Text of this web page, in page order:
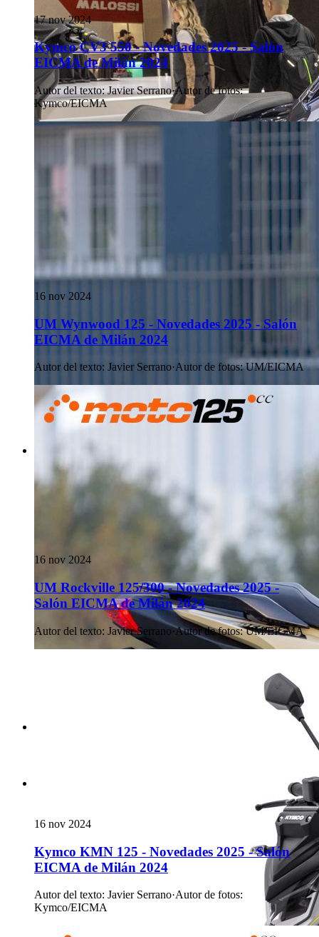
17 nov 2024
Kymco CV3 550 - Novedades 2025 - Salón
EICMA de Milán 2024
Autor del texto: Javier Serrano·Autor de fotos:
Kymco/EICMA
16 nov 2024
UM Wynwood 125 - Novedades 2025 - Salón
EICMA de Milán 2024
Autor del texto: Javier Serrano·Autor de fotos: UM/EICMA
16 nov 2024
UM Rockville 125/300 - Novedades 2025 -
Salón EICMA de Milán 2024
Autor del texto: Javier Serrano·Autor de fotos: UM/EICMA
16 nov 2024
Kymco KMN 125 - Novedades 2025 - Salón
EICMA de Milán 2024
Autor del texto: Javier Serrano·Autor de fotos:
Kymco/EICMA